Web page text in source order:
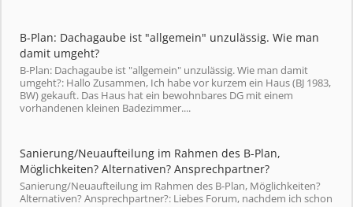
B-Plan: Dachagaube ist "allgemein" unzulässig. Wie man
damit umgeht?
B-Plan: Dachagaube ist "allgemein" unzulässig. Wie man damit
umgeht?: Hallo Zusammen, Ich habe vor kurzem ein Haus (BJ 1983,
BW) gekauft. Das Haus hat ein bewohnbares DG mit einem
vorhandenen kleinen Badezimmer....
Sanierung/Neuaufteilung im Rahmen des B-Plan,
Möglichkeiten? Alternativen? Ansprechpartner?
Sanierung/Neuaufteilung im Rahmen des B-Plan, Möglichkeiten?
Alternativen? Ansprechpartner?: Liebes Forum, nachdem ich schon